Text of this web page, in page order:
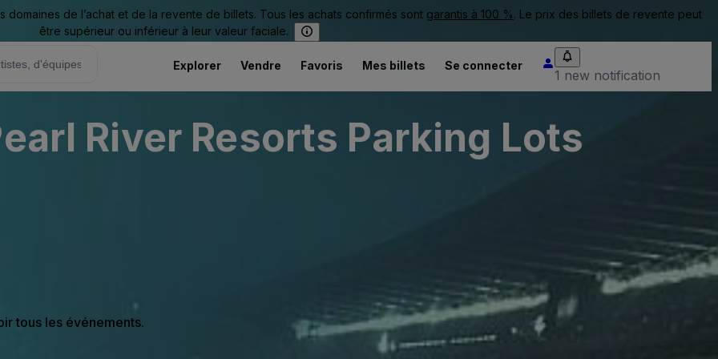
de l’achat et de la revente de billets. Tous les achats confirmés sont garantis à 100 %. Le prix des billets de revente peut
être supérieur ou inférieur à leur valeur faciale.
Explorer Vendre Favoris Mes billets Se connecter
1 new notification
River Resorts Parking Lots
tous les événements.